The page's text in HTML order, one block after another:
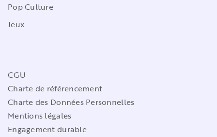
Pop Culture
Jeux
CGU
Charte de référencement
Charte des Données Personnelles
Mentions légales
Engagement durable